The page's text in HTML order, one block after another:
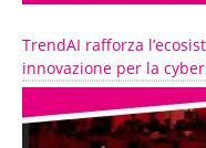
TrendAI rafforza
innovazione per la